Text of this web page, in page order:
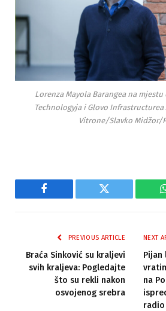
Lorenza Mayola Barangea na
Technologyja i Glovo
Vitrone/Slavko Midžor/
Facebook Twitter
PREVIOUS ARTICLE
Braća Sinković su kraljevi
svih kraljeva: Pogledajte
što su rekli nakon
osvojenog srebra
NEXT
Pijan
na
radio